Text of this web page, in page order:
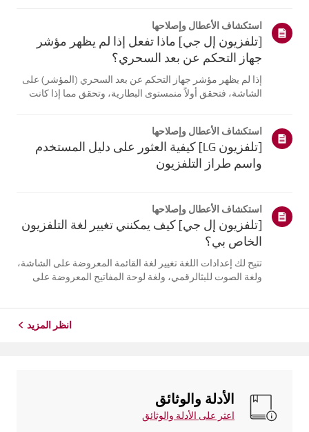
تختلف الصور أو ا...
استكشاف الأعطال وإصلاحها
[تلفزيون إل جي] ماذا تفعل إذا لم يظهر مؤشر
جهاز التحكم عن بعد السحري؟
إذا لم يظهر مؤشر جهاز التحكم عن بعد السحري (المؤشر) على
الشاشة، فتحقق أولاً منمستوى البطارية، وتحقق مما إذا كانت
التلفزيون. أعد تسج...
استكشاف الأعطال وإصلاحها
[تلفزيون LG] كيفية العثور على دليل المستخدم
واسم طراز التلفزيون
استكشاف الأعطال وإصلاحها
[تلفزيون إل جي] كيف يمكنني تغيير لغة التلفزيون
الخاص بي؟
تتيح لك إعدادات اللغة تغيير لغة القائمة المعروضة على الشاشة،
ولغة الصوت للبثالرقمي، ولغة لوحة المفاتيح المعروضة على
انظر المزيد
الأدلة والوثائق
اعثر على الأدلة والوثائق